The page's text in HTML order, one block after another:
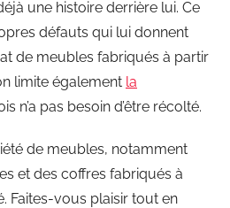
une histoire derrière lui. Ce
défauts qui lui donnent
de meubles fabriqués à partir
limite également la
n’a pas besoin d’être récolté.
de meubles, notamment
et des coffres fabriqués à
Faites-vous plaisir tout en